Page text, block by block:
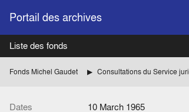
Portail des archives
Liste des fonds
Fonds Michel Gaudet Consultations du Service
Dates
10 March 1965